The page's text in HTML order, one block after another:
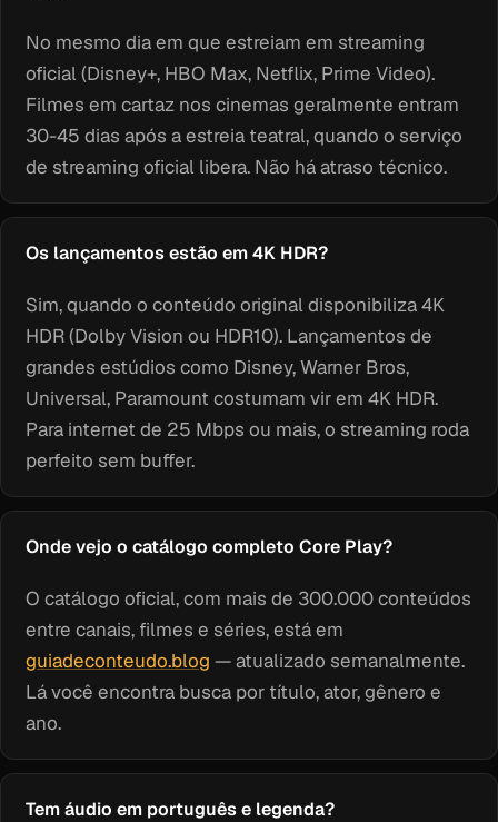
No mesmo dia em que estreiam em streaming
oficial (Disney+, HBO Max, Netflix, Prime Video).
Filmes em cartaz nos cinemas geralmente entram
30-45 dias após a estreia teatral, quando o serviço
de streaming oficial libera. Não há atraso técnico.
Os lançamentos estão em 4K HDR?
Sim, quando o conteúdo original disponibiliza 4K
HDR (Dolby Vision ou HDR10). Lançamentos de
grandes estúdios como Disney, Warner Bros,
Universal, Paramount costumam vir em 4K HDR.
Para internet de 25 Mbps ou mais, o streaming roda
perfeito sem buffer.
Onde vejo o catálogo completo Core Play?
O catálogo oficial, com mais de 300.000 conteúdos
entre canais, filmes e séries, está em
guiadeconteudo.blog — atualizado semanalmente.
Lá você encontra busca por título, ator, gênero e
ano.
Tem áudio em português e legenda?